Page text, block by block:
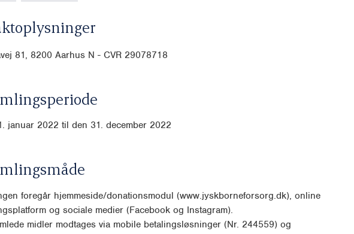
81, 8200 Aarhus N - CVR 29078718
januar 2022 til den 31. december 2022
foregår hjemmeside/donationsmodul (www.jyskborneforsorg.dk), online
og sociale medier (Facebook og Instagram).
midler modtages via mobile betalingsløsninger (Nr. 244559) og